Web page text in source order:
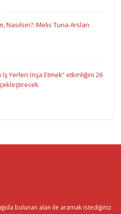
Nasılsın?: Melis Tuna Arslan
İş Yerleri İnşa Etmek” etkinliğini 26
bulunan alan ile aramak istediğiniz